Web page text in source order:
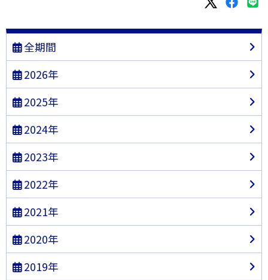
全期間
2026年
2025年
2024年
2023年
2022年
2021年
2020年
2019年